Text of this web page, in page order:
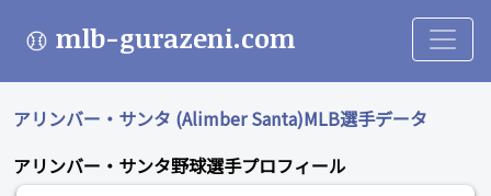
mlb-gurazeni.com
アリンバー・サンタ (Alimber Santa)MLB選手データ
アリンバー・サンタ野球選手プロフィール